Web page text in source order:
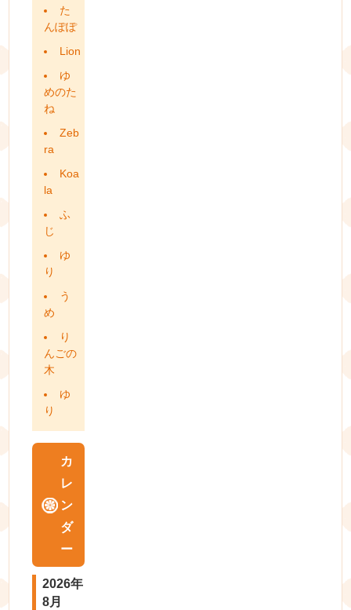
た
んぽぽ
Lion
ゆ
めのた
ね
Zeb
ra
Koa
la
ふ
じ
ゆ
り
う
め
り
んごの
木
ゆ
り
カ
レ
ン
ダ
ー
2026年
8月